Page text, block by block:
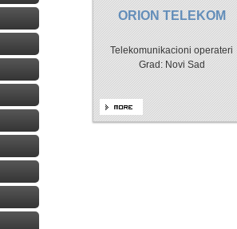
ORION TELEKOM
Telekomunikacioni operateri
Grad: Novi Sad